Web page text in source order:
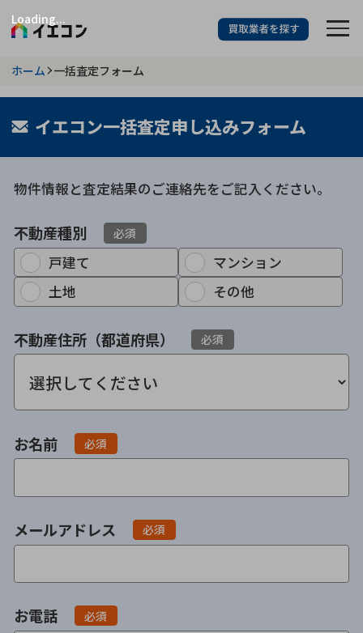
訳あり物件に強い業者を探す
掲載業者 703
件
業者を探す
相談内容で探す
空き家 事故物件
再建築不可 底地
借地
ゴミ屋敷
不動産コラム
不動産売却 再建築不可物件
共有持分
訳あり不動産
借地
アンケート調査
ホーム 一括査定フォーム
イエコン一括査定申し込みフォーム
物件情報と査定結果のご連絡先をご記入ください。
不動産種別 必須
戸建て
マンション
土地
その他
不動産住所（都道府県） 必須
お名前 必須
メールアドレス 必須
お電話 必須
Loading...